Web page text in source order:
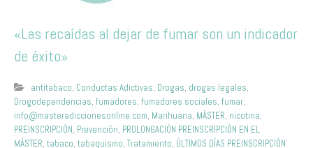
«Las recaídas al dejar de fumar son un indicador
de éxito»
antitabaco, Conductas Adictivas, Drogas, drogas legales,
Drogodependencias, fumadores, fumadores sociales, fumar,
info@masteradiccionesonline.com, Marihuana, MÁSTER, nicotina,
PREINSCRIPCIÓN, Prevención, PROLONGACIÓN PREINSCRIPCIÓN EN EL
MÁSTER, tabaco, tabaquismo, Tratamiento, ÚLTIMOS DÍAS PREINSCRIPCIÓN